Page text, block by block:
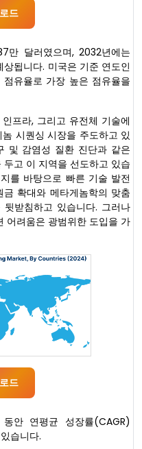
드
만 달러였으며, 2032년에는
됩니다. 미국은 기준 연도인
유율로 가장 높은 점유율을
프라, 그리고 유전체 기술에
시퀀싱 시장을 주도하고 있
및 감염성 질환 진단과 같은
고 이 지역을 선도하고 있습
를 바탕으로 빠른 기술 발전
확대와 메타게놈학의 맞춤
받침하고 있습니다. 그러나
어려움은 광범위한 도입을 가
드
안 연평균 성장률(CAGR)
습니다.